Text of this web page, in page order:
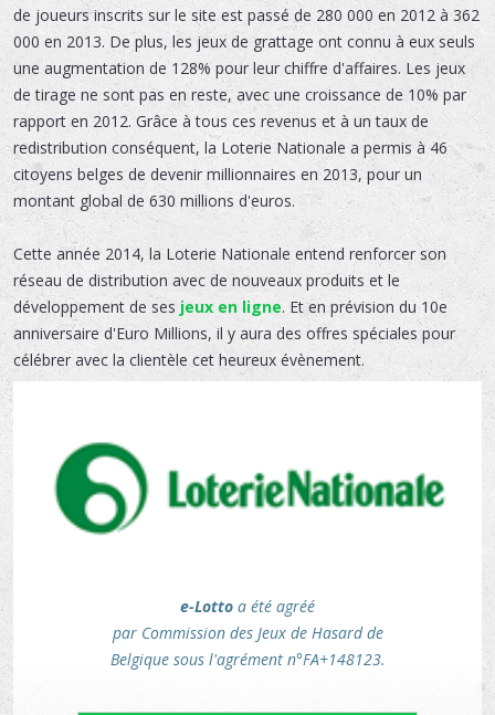
de joueurs inscrits sur le site est passé de 280 000 en 2012 à 362
000 en 2013. De plus, les jeux de grattage ont connu à eux seuls
une augmentation de 128% pour leur chiffre d'affaires. Les jeux
de tirage ne sont pas en reste, avec une croissance de 10% par
rapport en 2012. Grâce à tous ces revenus et à un taux de
redistribution conséquent, la Loterie Nationale a permis à 46
citoyens belges de devenir millionnaires en 2013, pour un
montant global de 630 millions d'euros.
Cette année 2014, la Loterie Nationale entend renforcer son
réseau de distribution avec de nouveaux produits et le
développement de ses jeux en ligne. Et en prévision du 10e
anniversaire d'Euro Millions, il y aura des offres spéciales pour
célébrer avec la clientèle cet heureux évènement.
e-Lotto a été agréé
par Commission des Jeux de Hasard de
Belgique sous l'agrément n°FA+148123.